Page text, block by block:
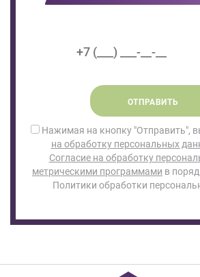
ОТПРАВИТЬ
Нажимая на кнопку "Отправить",
на обработку персональных
Согласие на обработку
метрическими программами в
Политики обработки